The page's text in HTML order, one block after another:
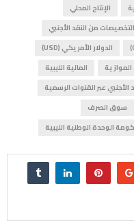
الإنتاج المحلي
من النقد الأجنبي
الدولار الأمريكي (USD)
المالية الليبية
الأجنبي عبر القنوات الرسمية
سوق الصرف
الوحدة الوطنية الليبية